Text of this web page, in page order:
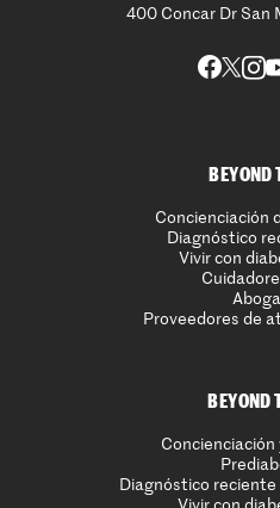
400 Concar Dr San
BEYOND
Concienciación
Diagnóstico
Vivir con
Proveedores de
BEYOND
Concienciación
Diagnóstico